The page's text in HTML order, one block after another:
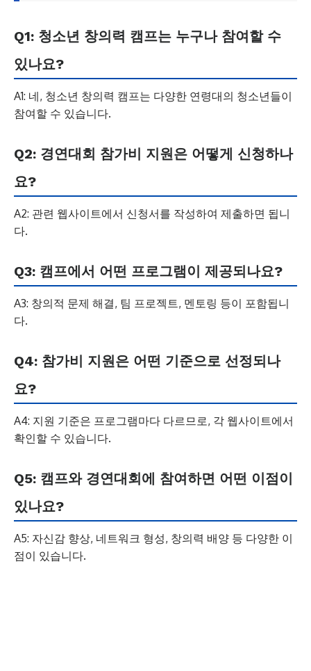
Q1: 청소년 창의력 캠프는 누구나 참여할 수
있나요?
A1: 네, 청소년 창의력 캠프는 다양한 연령대의 청소년들이
참여할 수 있습니다.
Q2: 경연대회 참가비 지원은 어떻게 신청하나
요?
A2: 관련 웹사이트에서 신청서를 작성하여 제출하면 됩니
다.
Q3: 캠프에서 어떤 프로그램이 제공되나요?
A3: 창의적 문제 해결, 팀 프로젝트, 멘토링 등이 포함됩니
다.
Q4: 참가비 지원은 어떤 기준으로 선정되나
요?
A4: 지원 기준은 프로그램마다 다르므로, 각 웹사이트에서
확인할 수 있습니다.
Q5: 캠프와 경연대회에 참여하면 어떤 이점이
있나요?
A5: 자신감 향상, 네트워크 형성, 창의력 배양 등 다양한 이
점이 있습니다.